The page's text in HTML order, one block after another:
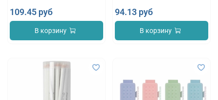
109.45 руб
В корзину
94.13 руб
В корзину